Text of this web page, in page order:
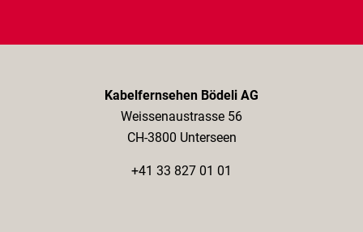
Kabelfernsehen Bödeli AG
Weissenaustrasse 56
CH-3800 Unterseen
+41 33 827 01 01